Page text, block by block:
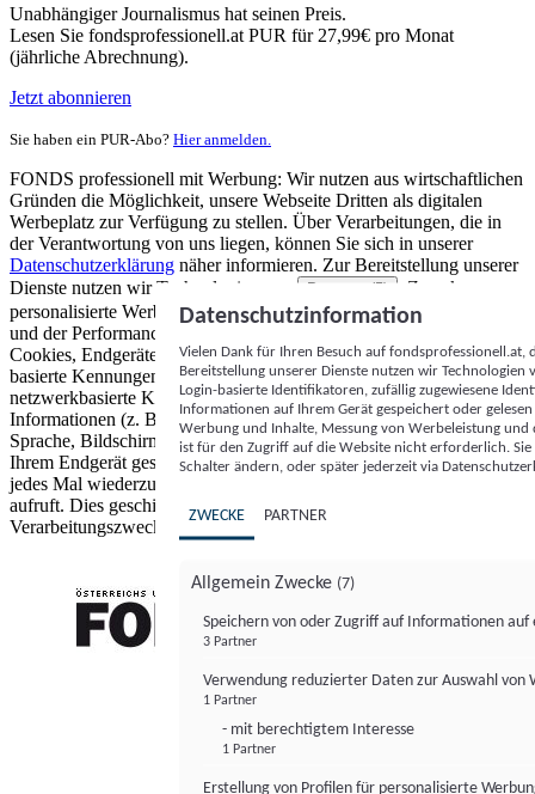
Unabhängiger Journalismus hat seinen Preis.
Lesen Sie fondsprofessionell.at PUR für 27,99€ pro Monat
(jährliche Abrechnung).
Jetzt abonnieren
Sie haben ein PUR-Abo? Hier anmelden.
FONDS professionell mit Werbung: Wir nutzen aus wirtschaftlichen
Gründen die Möglichkeit, unsere Webseite Dritten als digitalen
Werbeplatz zur Verfügung zu stellen. Über Verarbeitungen, die in
der Verantwortung von uns liegen, können Sie sich in unserer
Datenschutzerklärung näher informieren. Zur Bereitstellung unserer
Dienste nutzen wir Technologien von
Partnern (5)
. Zwecke:
personalisierte Werbung und Inhalte, Messung von Werbeleistung
und der Performance von Inhalten sowie Zielgruppenforschung.
Cookies, Endgeräte- oder ähnliche Online-Kennungen (z. B. login-
basierte Kennungen, zufällig generierte Kennungen,
netzwerkbasierte Kennungen) können zusammen mit anderen
Informationen (z. B. Browsertyp und Browserinformationen,
Sprache, Bildschirmgröße, unterstützte Technologien usw.) auf
Ihrem Endgerät gespeichert oder von dort ausgelesen werden, um es
jedes Mal wiederzuerkennen, wenn es eine App oder einer Webseite
aufruft. Dies geschieht für einen oder mehrere der hier aufgeführten
Verarbeitungszwecke.
Datenschutzinformation
Vielen Dank für Ihren Besuch auf
Bereitstellung unserer Dienste nutzen wir Technologien
Login-basierte Identifikatoren, zufällig zugewiesene
Informationen auf Ihrem Gerät gespeichert oder
Werbung und Inhalte, Messung von Werbeleistung
ist für den Zugriff auf die Website nicht erforderlich.
Schalter ändern, oder später jederzeit via
ZWECKE PARTNER
Allgemein Zwecke (7)
Speichern von oder Zugriff auf Informationen auf
3 Partner
Verwendung reduzierter Daten zur Auswahl von
1 Partner
- mit berechtigtem Interesse
1 Partner
Erstellung von Profilen für personalisierte
FONDS professionell